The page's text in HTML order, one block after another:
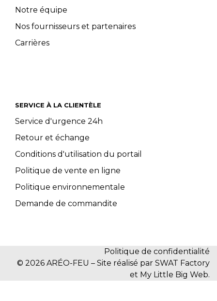
Notre équipe
Nos fournisseurs et partenaires
Carrières
SERVICE À LA CLIENTÈLE
Service d'urgence 24h
Retour et échange
Conditions d'utilisation du portail
Politique de vente en ligne
Politique environnementale
Demande de commandite
Politique de confidentialité
© 2026 ARÉO-FEU – Site réalisé par SWAT Factory
et My Little Big Web.